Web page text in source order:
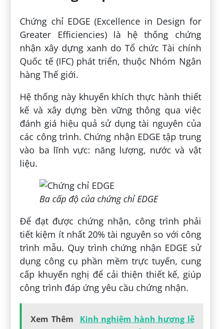
Chứng chỉ EDGE (Excellence in Design for
Greater Efficiencies) là hệ thống chứng
nhận xây dựng xanh do Tổ chức Tài chính
Quốc tế (IFC) phát triển, thuộc Nhóm Ngân
hàng Thế giới.
Hệ thống này khuyến khích thực hành thiết
kế và xây dựng bền vững thông qua việc
đánh giá hiệu quả sử dụng tài nguyên của
các công trình. Chứng nhận EDGE tập trung
vào ba lĩnh vực: năng lượng, nước và vật
liệu.
Ba cấp độ của chứng chỉ EDGE
Để đạt được chứng nhận, công trình phải
tiết kiệm ít nhất 20% tài nguyên so với công
trình mẫu. Quy trình chứng nhận EDGE sử
dụng công cụ phần mềm trực tuyến, cung
cấp khuyến nghị để cải thiện thiết kế, giúp
công trình đáp ứng yêu cầu chứng nhận.
Xem Thêm
Kinh nghiệm hành hương lễ